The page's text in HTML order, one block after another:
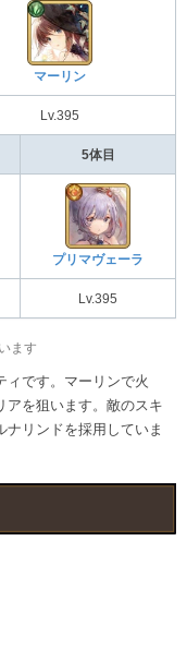
マーリン
Lv.395
5体目
プリマヴェーラ
Lv.395
ます
ィです。マーリンで火
アを狙います。敵のスキ
ナリンドを採用していま